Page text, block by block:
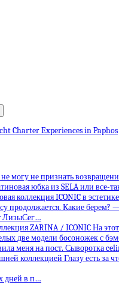
Charter Experiences in Paphos
могу не признать
юбка из SELA или все-
коллекция ICONIC в
продолжается. Какие берем?
ЛизыСег…
ZARINA / ICONIC На
две модели босоножек с
меня на пост. Сыворотка
коллекцией Глазу есть за
дней в п…